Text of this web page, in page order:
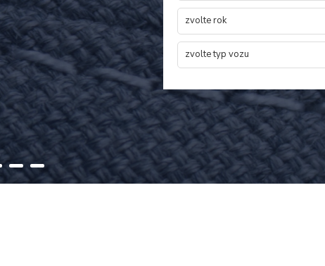
zvolte rok
zvolte typ vozu